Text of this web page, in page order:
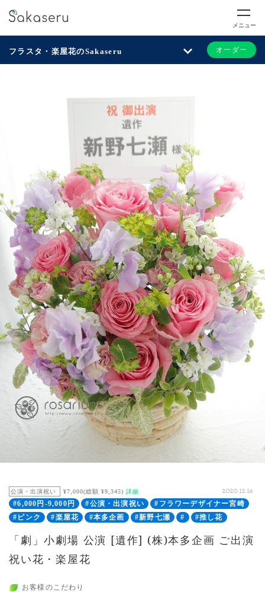
メニュー
フラスタ・楽屋花のSakaseru オーダー
公演・出演祝い ¥7,000(総額 ¥9,345) 詳細 2020.12.16
#6,000円-9,000円 #公演・出演祝い
#フラワーデザイナー宮崎
#ピンク
#楽屋花 #本多企画 #新野七瀬 # #推し花
「劇」小劇場 公演 [遺作] (株)本多企画 ご出演
祝い花・楽屋花
お客様のこだわり